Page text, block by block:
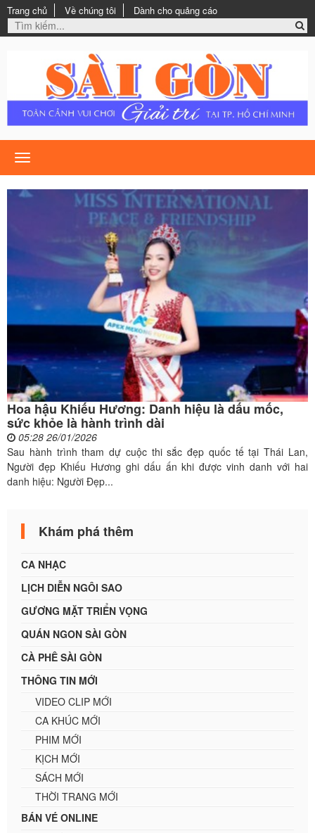
Trang chủ Về chúng tôi Dành cho quảng cáo
Toggle
navigation
Hoa hậu Khiếu Hương: Danh hiệu là dấu mốc,
sức khỏe là hành trình dài
05:28 26/01/2026
Sau hành trình tham dự cuộc thi sắc đẹp quốc tế tại Thái Lan,
Người đẹp Khiếu Hương ghi dấu ấn khi được vinh danh với hai
danh hiệu: Người Đẹp...
Khám phá thêm
CA NHẠC
LỊCH DIỄN NGÔI SAO
GƯƠNG MẶT TRIỂN VỌNG
QUÁN NGON SÀI GÒN
CÀ PHÊ SÀI GÒN
THÔNG TIN MỚI
VIDEO CLIP MỚI
CA KHÚC MỚI
PHIM MỚI
KỊCH MỚI
SÁCH MỚI
THỜI TRANG MỚI
BÁN VÉ ONLINE